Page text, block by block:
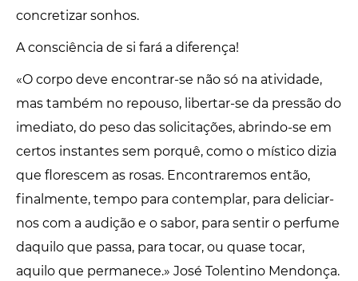
concretizar sonhos.
A consciência de si fará a diferença!
«O corpo deve encontrar-se não só na atividade,
mas também no repouso, libertar-se da pressão do
imediato, do peso das solicitações, abrindo-se em
certos instantes sem porquê, como o místico dizia
que florescem as rosas. Encontraremos então,
finalmente, tempo para contemplar, para deliciar-
nos com a audição e o sabor, para sentir o perfume
daquilo que passa, para tocar, ou quase tocar,
aquilo que permanece.» José Tolentino Mendonça.